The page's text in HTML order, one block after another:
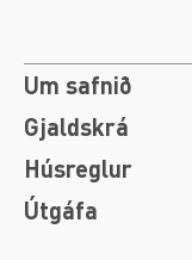
Um safnið
Gjaldskrá
Húsreglur
Útgáfa